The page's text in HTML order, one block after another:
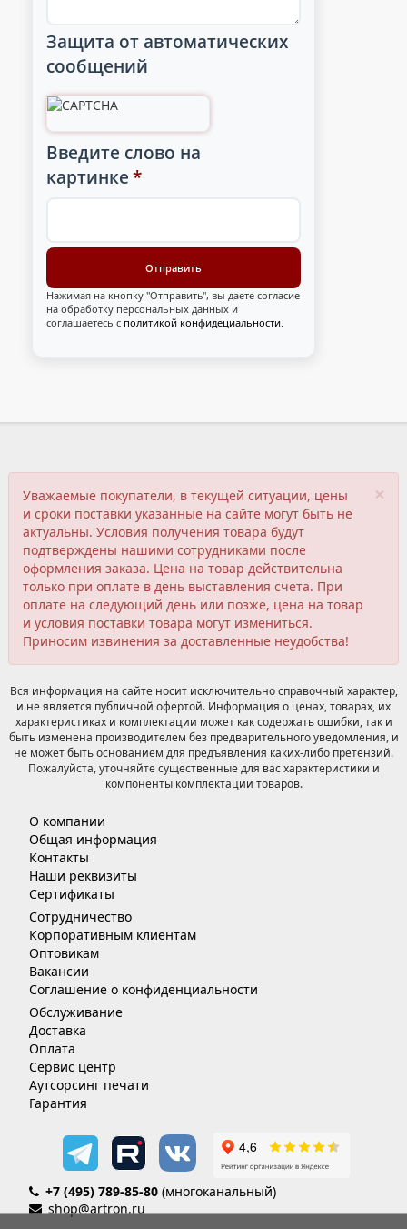
Защита от автоматических
сообщений
Введите слово на
картинке *
Нажимая на кнопку "Отправить", вы даете согласие
на обработку персональных данных и
соглашаетесь с политикой конфидециальности.
×
Уважаемые покупатели, в текущей ситуации, цены
и сроки поставки указанные на сайте могут быть не
актуальны. Условия получения товара будут
подтверждены нашими сотрудниками после
оформления заказа. Цена на товар действительна
только при оплате в день выставления счета. При
оплате на следующий день или позже, цена на товар
и условия поставки товара могут измениться.
Приносим извинения за доставленные неудобства!
Вся информация на сайте носит исключительно справочный характер,
и не является публичной офертой. Информация о ценах, товарах, их
характеристиках и комплектации может как содержать ошибки, так и
быть изменена производителем без предварительного уведомления, и
не может быть основанием для предъявления каких-либо претензий.
Пожалуйста, уточняйте существенные для вас характеристики и
компоненты комплектации товаров.
О компании
Общая информация
Контакты
Наши реквизиты
Сертификаты
Сотрудничество
Корпоративным клиентам
Оптовикам
Вакансии
Соглашение о конфиденциальности
Обслуживание
Доставка
Оплата
Сервис центр
Аутсорсинг печати
Гарантия
+7 (495) 789-85-80 (многоканальный)
shop@artron.ru